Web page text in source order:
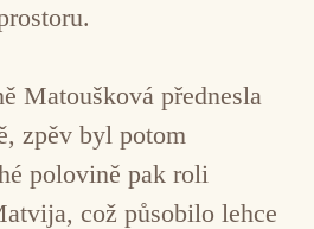
Matoušková přednesla
zpěv byl potom
polovině pak roli
což působilo lehce